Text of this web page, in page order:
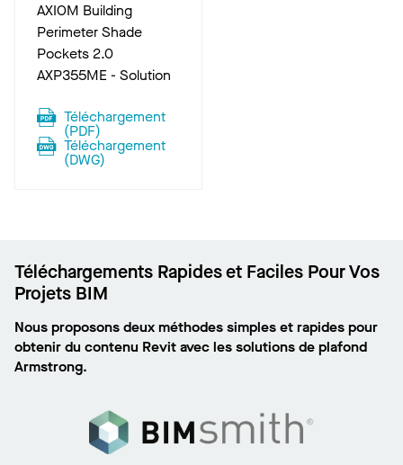
AXIOM Building
Perimeter Shade
Pockets 2.0
AXP355ME - Solution
Téléchargement
(PDF)
Téléchargement
(DWG)
Téléchargements Rapides et Faciles Pour Vos
Projets BIM
Nous proposons deux méthodes simples et rapides pour
obtenir du contenu Revit avec les solutions de plafond
Armstrong.